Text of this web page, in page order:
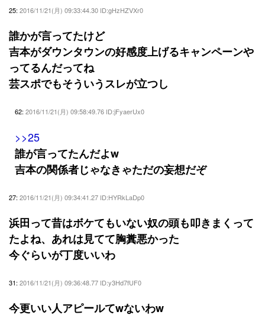
25: 2016/11/21(月) 09:33:44.30 ID:gHzHZVXr0
誰かが言ってたけど
吉本がダウンタウンの好感度上げるキャンペーンや
ってるんだってね
芸スポでもそういうスレが立つし
62: 2016/11/21(月) 09:58:49.76 ID:jFyaerUx0
>>25
誰が言ってたんだよw
吉本の関係者じゃなきゃただの妄想だぞ
27: 2016/11/21(月) 09:34:41.27 ID:HYRkLaDp0
浜田って昔はボケてもいない奴の頭も叩きまくって
たよね、あれは見てて胸糞悪かった
今ぐらいが丁度いいわ
31: 2016/11/21(月) 09:36:48.77 ID:y3Hd7fUF0
今更いい人アピールてwないわw